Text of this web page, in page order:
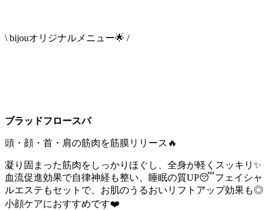
\ bijouオリジナルメニュー🌟 /
ブラッドフロースパ
頭・顔・首・肩の筋肉を筋膜リリース🔥
凝り固まった筋肉をしっかりほぐし、全身が軽くスッキリ✨
血流促進効果で自律神経も整い、睡眠の質UP😴フェイシャ
ルエステもセットで、お肌のうるおいリフトアップ効果も◎
小顔ケアにおすすめです❤️